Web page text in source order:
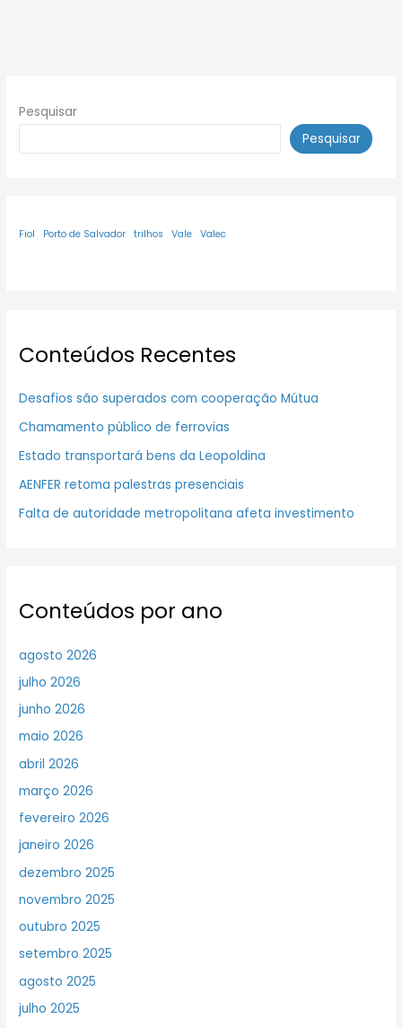
Pesquisar
Pesquisar
Fiol Porto de Salvador trilhos Vale Valec
Conteúdos Recentes
Desafios são superados com cooperação Mútua
Chamamento público de ferrovias
Estado transportará bens da Leopoldina
AENFER retoma palestras presenciais
Falta de autoridade metropolitana afeta investimento
Conteúdos por ano
agosto 2026
julho 2026
junho 2026
maio 2026
abril 2026
março 2026
fevereiro 2026
janeiro 2026
dezembro 2025
novembro 2025
outubro 2025
setembro 2025
agosto 2025
julho 2025